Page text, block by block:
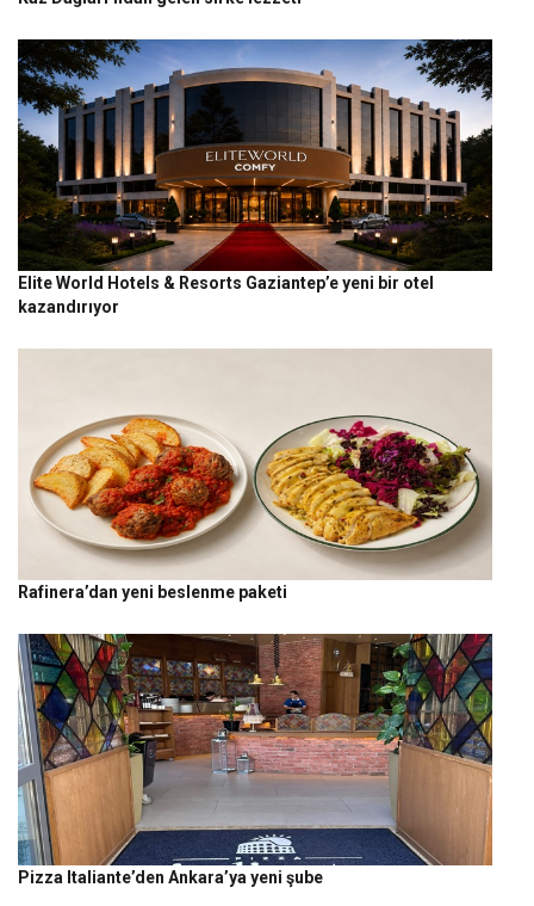
Elite World Hotels & Resorts Gaziantep’e yeni bir otel
kazandırıyor
Rafinera’dan yeni beslenme paketi
Pizza Italiante’den Ankara’ya yeni şube